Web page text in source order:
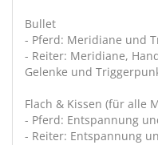
Bullet
- Pferd: Meridiane und
- Reiter: Meridiane,
Gelenke und
Flach & Kissen (für alle
- Pferd: Entspannung
- Reiter: Entspannung